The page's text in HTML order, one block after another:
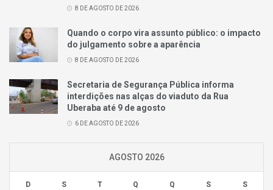
8 DE AGOSTO DE 2026
Quando o corpo vira assunto público: o impacto
do julgamento sobre a aparência
8 DE AGOSTO DE 2026
Secretaria de Segurança Pública informa
interdições nas alças do viaduto da Rua
Uberaba até 9 de agosto
6 DE AGOSTO DE 2026
AGOSTO 2026
D S T Q Q S S